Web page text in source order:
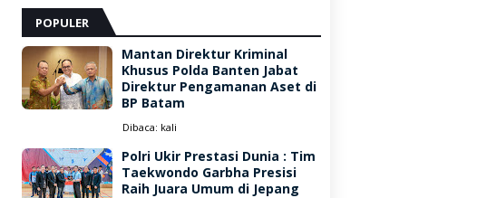
POPULER
Mantan Direktur Kriminal
Khusus Polda Banten Jabat
Direktur Pengamanan Aset di
BP Batam
Dibaca: kali
Polri Ukir Prestasi Dunia : Tim
Taekwondo Garbha Presisi
Raih Juara Umum di Jepang